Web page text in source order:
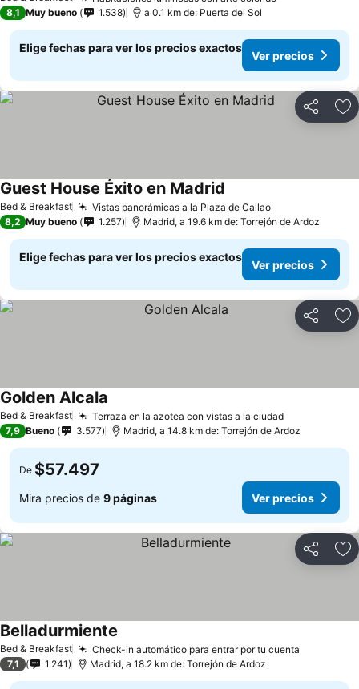
8,1 Muy bueno 1.538 a 0.1 km de: Puerta del Sol
Elige fechas para ver los precios exactos
Ver precios
Compartir
Bed & Breakfast Vistas panorámicas a la Plaza de CallaoVer precios
Guest House Éxito en Madrid
8,2 Muy bueno 1.257 Madrid, a 19.6 km de: Torrejón de Ardoz
Elige fechas para ver los precios exactos
Ver precios
Compartir
Bed & Breakfast Terraza en la azotea con vistas a la ciudadVer precios
Golden Alcala
7,9 Bueno 3.577 Madrid, a 14.8 km de: Torrejón de Ardoz
De $57.497
Mira precios de 9 páginas Ver precios
Compartir
Bed & Breakfast Check-in automático para entrar por tu cuenta
Belladurmiente
7,1 1.241 Madrid, a 18.2 km de: Torrejón de Ardoz